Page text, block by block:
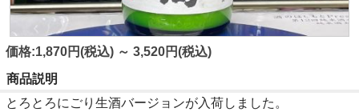
価格:1,870円(税込) ～ 3,520円(税込)
商品説明
とろとろにごり生酒バージョンが入荷しました。